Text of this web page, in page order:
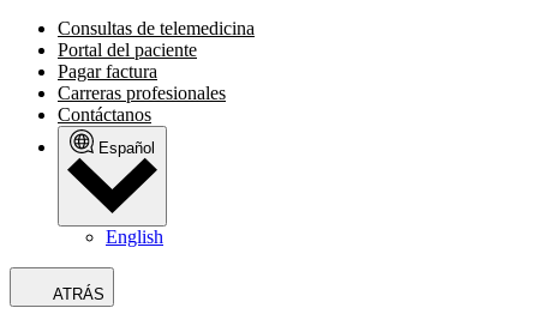
Consultas de telemedicina
Portal del paciente
Pagar factura
Carreras profesionales
Contáctanos
Español
English
ATRÁS